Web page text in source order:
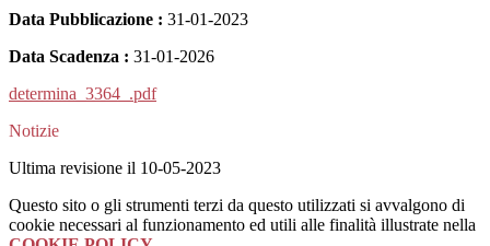
Data Pubblicazione : 31-01-2023
Data Scadenza : 31-01-2026
determina_3364_.pdf
Notizie
Ultima revisione il 10-05-2023
Questo sito o gli strumenti terzi da questo utilizzati si avvalgono di
cookie necessari al funzionamento ed utili alle finalità illustrate nella